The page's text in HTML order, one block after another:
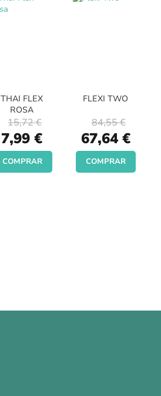
THAI FLEX
ROSA
Special
Price
7,99 €
15,72 €
COMPRAR
FLEXI TWO
Special
Price
67,64 €
84,55 €
COMPRAR